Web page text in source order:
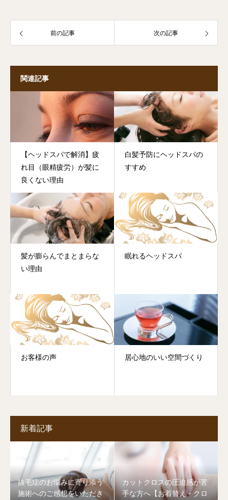
前の記事 次の記事
関連記事
【ヘッドスパで解消】疲
れ目（眼精疲労）が髪に
良くない理由
白髪予防にヘッドスパの
すすめ
髪が膨らんでまとまらな
い理由
眠れるヘッドスパ
お客様の声 居心地のいい空間づくり
新着記事
抜毛症のお悩みに寄り添う
施術へのご感想をいただき
カットクロスの圧迫感が苦
手な方へ【お着替え・クロ